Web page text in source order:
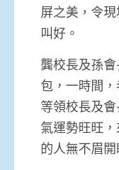
屏之美，令
叫好。
龔校長及孫
包，一時間
等領校長及
氣運勢旺旺
的人無不眉開